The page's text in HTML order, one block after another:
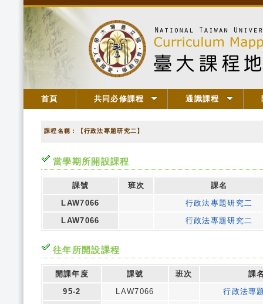
首頁 共同必修課程 通識課程
課程名稱：【行政法專題研究二】
當學期所開設課程
課號 班次
課名
LAW7066
行政法專題研究二
LAW7066
行政法專題研究二
往年所開設課程
開課年度 課號 班次
課
95-2
LAW7066
行政法專